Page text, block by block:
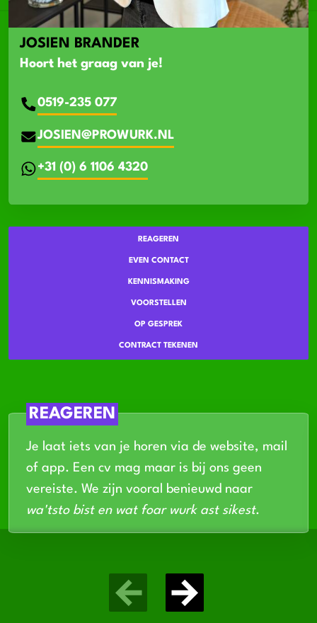
JOSIEN BRANDER
Hoort het graag van je!
0519-235 077
JOSIEN@PROWURK.NL
+31 (0) 6 1106 4320
REAGEREN
EVEN CONTACT
KENNISMAKING
VOORSTELLEN
OP GESPREK
CONTRACT TEKENEN
REAGEREN
Je laat iets van je horen via de website, mail
of app. Een cv mag maar is bij ons geen
vereiste. We zijn vooral benieuwd naar
wa'tsto bist en wat foar wurk ast sikest.